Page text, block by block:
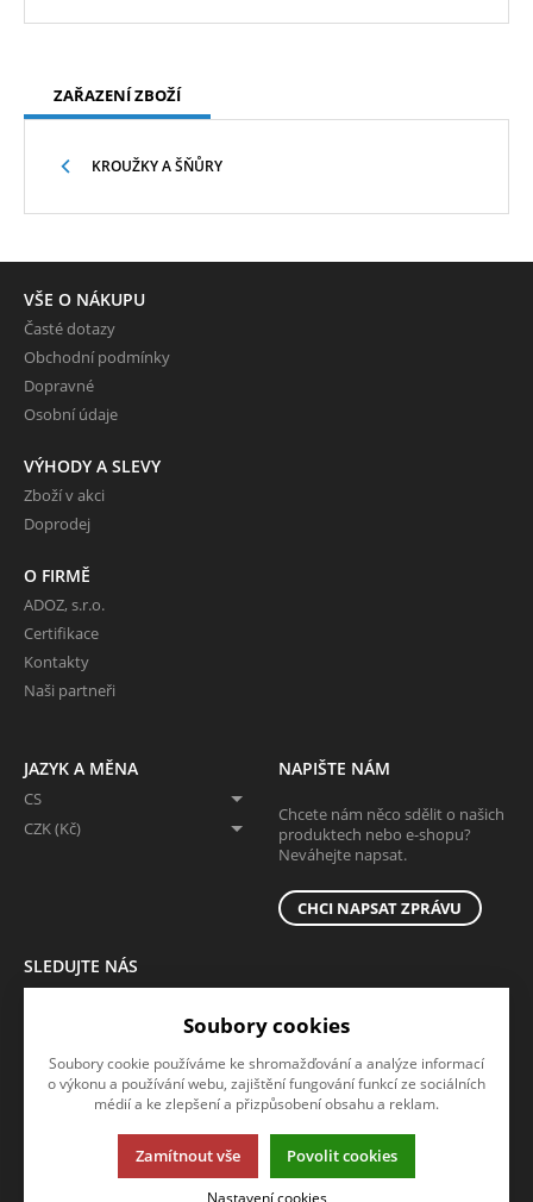
ZAŘAZENÍ ZBOŽÍ
KROUŽKY A ŠŇŮRY
VŠE O NÁKUPU
Časté dotazy
Obchodní podmínky
Dopravné
Osobní údaje
VÝHODY A SLEVY
Zboží v akci
Doprodej
O FIRMĚ
ADOZ, s.r.o.
Certifikace
Kontakty
Naši partneři
JAZYK A MĚNA
CS
CZK (Kč)
NAPIŠTE NÁM
Chcete nám něco sdělit o našich
produktech nebo e-shopu?
Neváhejte napsat.
CHCI NAPSAT ZPRÁVU
SLEDUJTE NÁS
Tato stránka používá soubory cookies. Klikněte pro více informací.
Soubory cookies
Soubory cookie používáme ke shromažďování a analýze informací
o výkonu a používání webu, zajištění fungování funkcí ze sociálních
médií a ke zlepšení a přizpůsobení obsahu a reklam.
Zamítnout vše Povolit cookies
Nastavení cookies